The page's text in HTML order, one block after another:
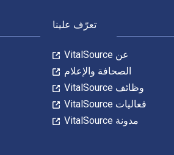
تعرّف علينا
عن VitalSource
الصحافة والإعلام
وظائف VitalSource
فعاليات VitalSource
مدونة VitalSource